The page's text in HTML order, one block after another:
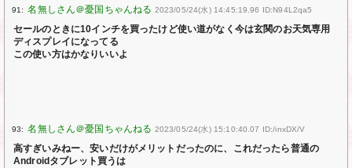
91: 2023/05/24(水) 14:45:19.96 ID:N94L2qa5
セールのときに10インチを買ったけど使い道がなく今は玄関のお天気専用
ディスプレイになってる
この使い方はかなりいいよ
93: 2023/05/24(水) 15:10:40.07 ID:/inxDX/V
高すぎいみねー、安いだけがメリットだったのに、これだったら普通の
Androidタブレット買うは